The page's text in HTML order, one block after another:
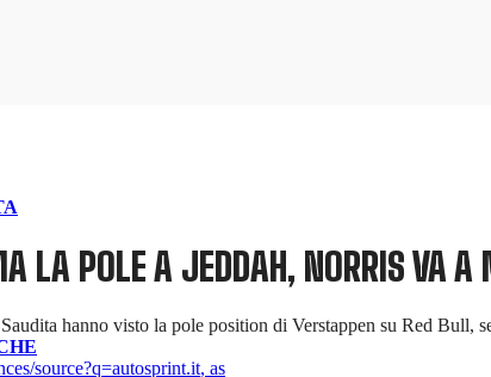
LA POLE A JEDDAH, NORRIS VA A
hanno visto la pole position di Verstappen su Red Bull,
source?q=autosprint.it, as